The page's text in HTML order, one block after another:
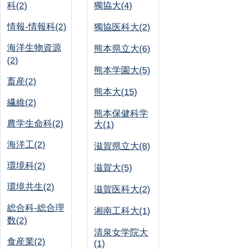
科(2)
情報-情報科(2)
海洋生物資源
(2)
畜産(2)
繊維(2)
農学生命科(2)
海洋工(2)
環境科(2)
環境共生(2)
総合科-総合理
数(2)
食産業(2)
獨協大(4)
獨協医科大(2)
熊本県立大(6)
熊本学園大(5)
熊本大(15)
熊本保健科学
大(1)
滋賀県立大(8)
滋賀大(5)
滋賀医科大(2)
湘南工科大(1)
清泉女学院大
(1)